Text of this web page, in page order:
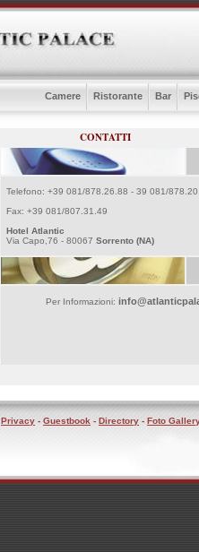
Camere Ristorante Bar
CONTATTI
Telefono: +39 081/878.26.88 - 39 081/
Fax: +39 081/807.31.49
Hotel Atlantic
Via Capo,76 - 80067 Sorrento (NA)
Per Informazioni:
Privacy - Guestbook - Directory - Foto